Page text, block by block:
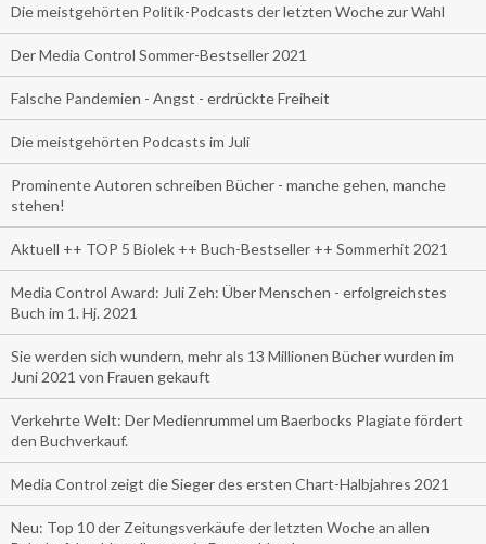
Die meistgehörten Politik-Podcasts der letzten Woche zur Wahl
Der Media Control Sommer-Bestseller 2021
Falsche Pandemien - Angst - erdrückte Freiheit
Die meistgehörten Podcasts im Juli
Prominente Autoren schreiben Bücher - manche gehen, manche
stehen!
Aktuell ++ TOP 5 Biolek ++ Buch-Bestseller ++ Sommerhit 2021
Media Control Award: Juli Zeh: Über Menschen - erfolgreichstes
Buch im 1. Hj. 2021
Sie werden sich wundern, mehr als 13 Millionen Bücher wurden im
Juni 2021 von Frauen gekauft
Verkehrte Welt: Der Medienrummel um Baerbocks Plagiate fördert
den Buchverkauf.
Media Control zeigt die Sieger des ersten Chart-Halbjahres 2021
Neu: Top 10 der Zeitungsverkäufe der letzten Woche an allen